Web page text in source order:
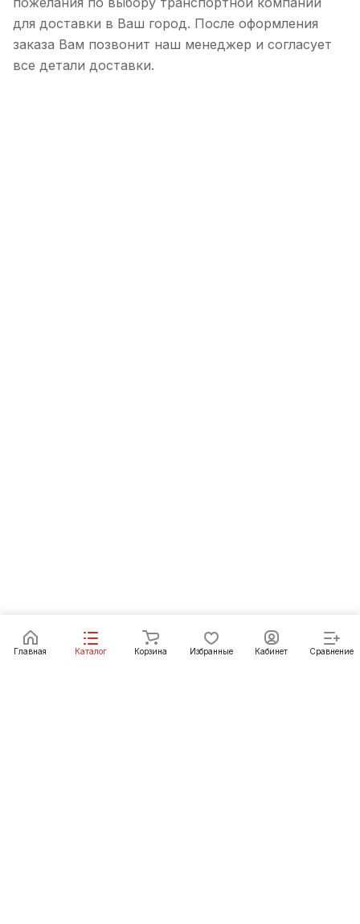
для доставки в Ваш город. После оформления
заказа Вам позвонит наш менеджер и согласует
все детали доставки.
Главная Каталог Корзина Избранные Кабинет Сравнение